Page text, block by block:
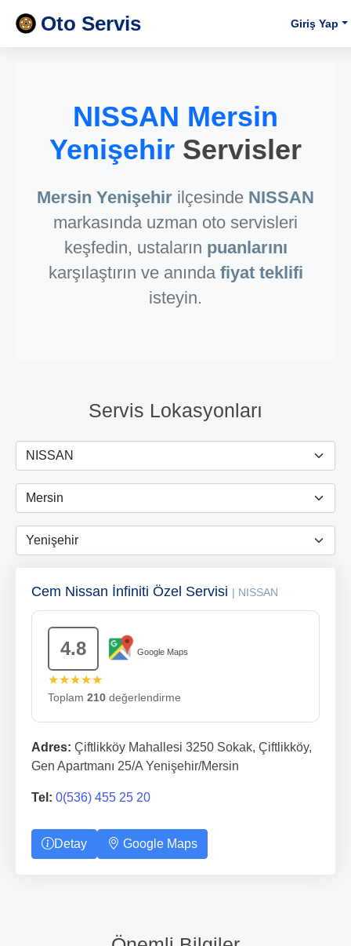
Oto Servis Giriş Yap
NISSAN Mersin
Yenişehir Servisler
Mersin Yenişehir ilçesinde NISSAN
markasında uzman oto servisleri
keşfedin, ustaların puanlarını
karşılaştırın ve anında fiyat teklifi
isteyin.
Servis Lokasyonları
Cem Nissan İnfiniti Özel Servisi | NISSAN
4.8 Google Maps
★★★★★
Toplam 210 değerlendirme
Adres: Çiftlikköy Mahallesi 3250 Sokak, Çiftlikköy,
Gen Apartmanı 25/A Yenişehir/Mersin
Tel: 0(536) 455 25 20
Detay Google Maps